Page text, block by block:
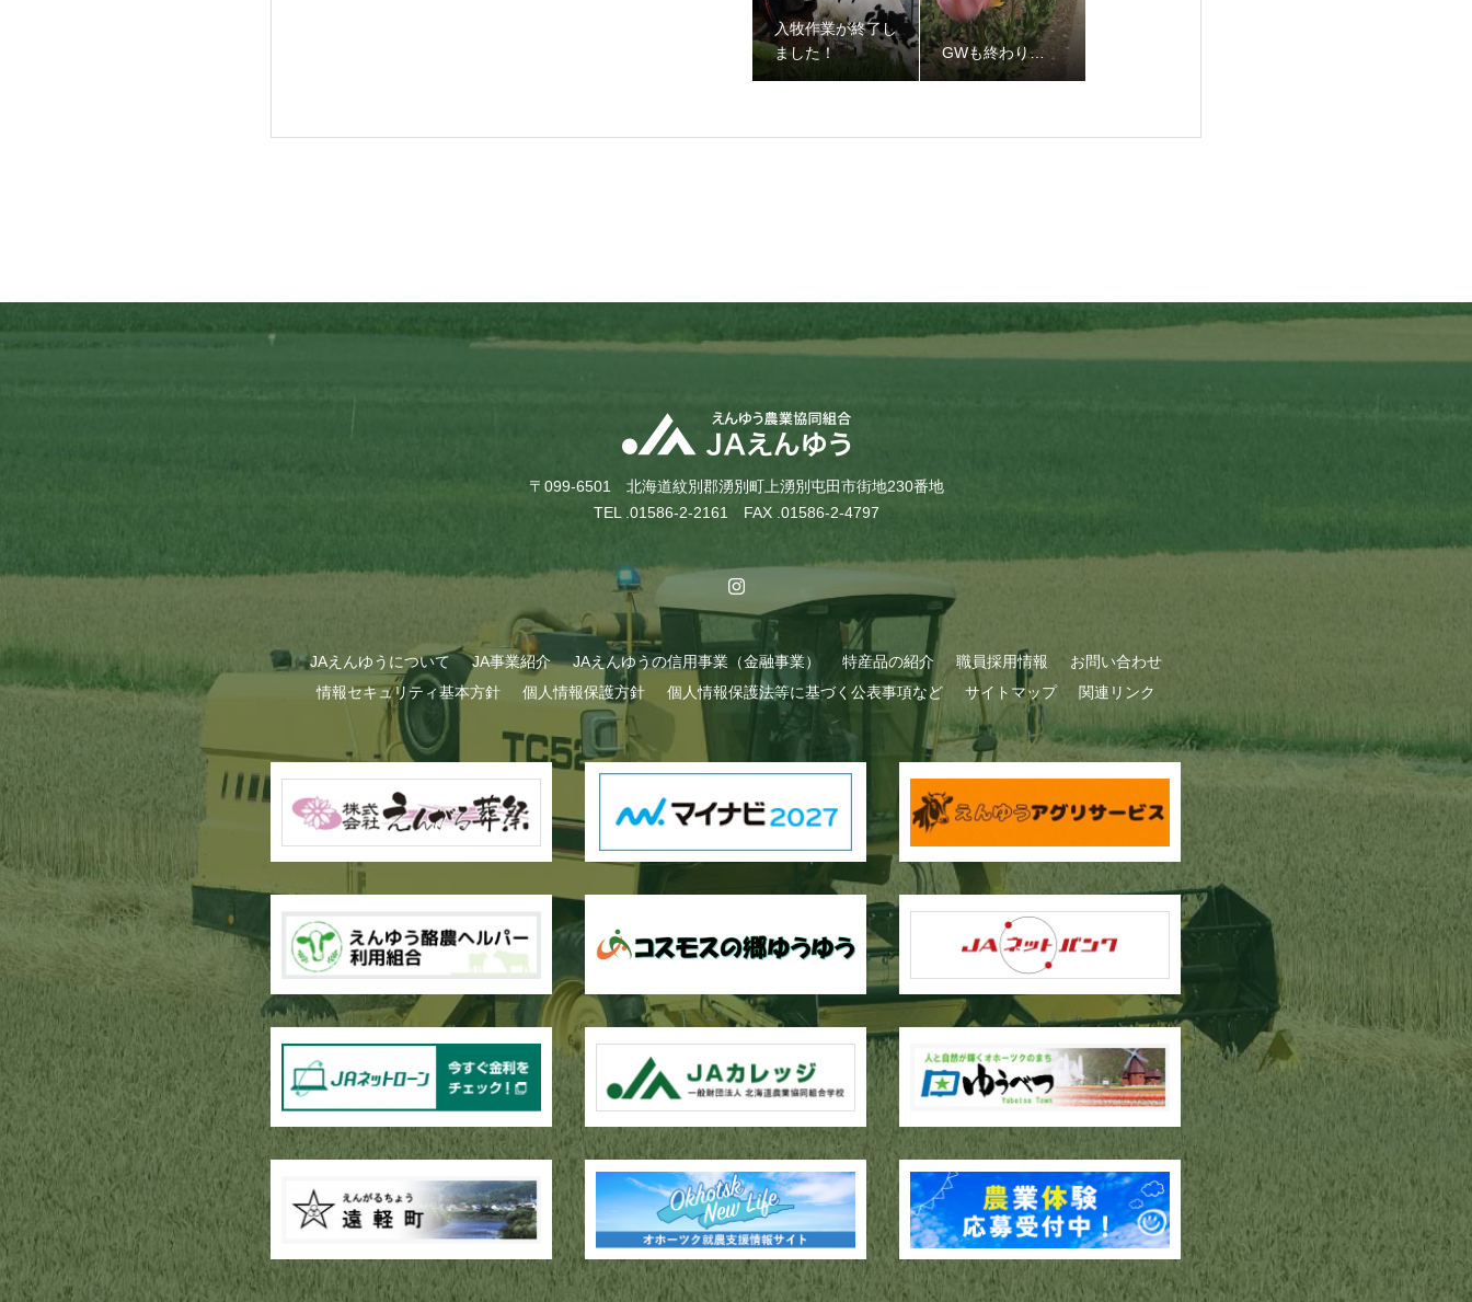
甜菜の播種作業が始まりました
ブロッコリー播種作業が行われています
入牧作業が終了し
ました！
GWも終わり…
〒099-6501 北海道紋別郡湧別町上湧別屯田市街地230番地
TEL .01586-2-2161 FAX .01586-2-4797
JAえんゆうについて JA事業紹介 JAえんゆうの信用事業（金融事業） 特産品の紹介 職員採用情報
お問い合わせ
情報セキュリティ基本方針
個人情報保護方針 個人情報保護法等に基づく公表事項など サイトマップ 関連リンク